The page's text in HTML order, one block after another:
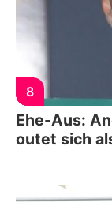
8
Ehe-Aus:
outet sich